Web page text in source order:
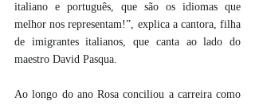
italiano e português, que são os idiomas que
melhor nos representam!”, explica a cantora, filha
de imigrantes italianos, que canta ao lado do
maestro David Pasqua.
Ao longo do ano Rosa conciliou a carreira como